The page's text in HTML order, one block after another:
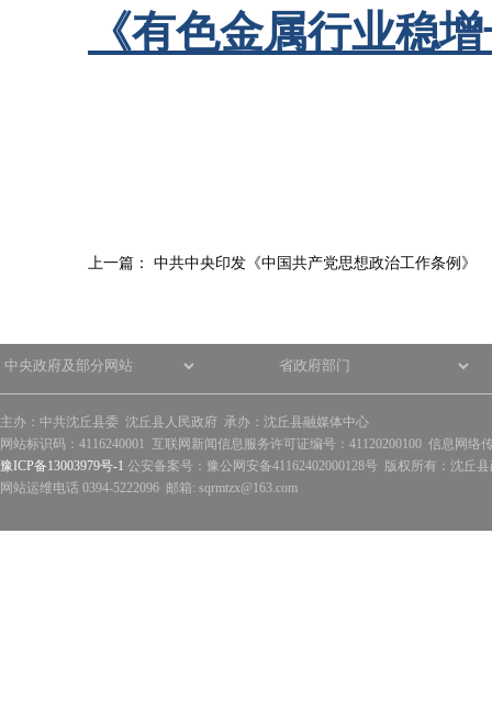
《有色金属行业稳
上一篇： 中共中央印发《中国共产党思想政治工作条例》
主办：中共沈丘县委 沈丘县人民政府 承办：沈丘县融媒体中心
网站标识码：4116240001 互联网新闻信息服务许可证编号：41120200100 信息网络
豫ICP备13003979号-1 公安备案号：豫公网安备41162402000128号 版权所有：沈丘
网站运维电话 0394-5222096 邮箱: sqrmtzx@163.com